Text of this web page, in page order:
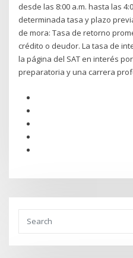
desde las 8:00 a.m. hasta las
determinada tasa y plazo
de mora: Tasa de retorno
crédito o deudor. La tasa de
la página del SAT en interés
preparatoria y una carrera